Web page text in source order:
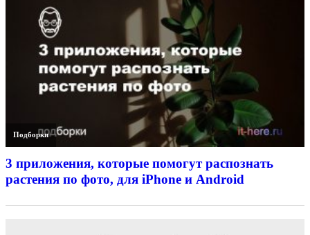
Подборки
3 приложения, которые помогут распознать
растения по фото, для iPhone и Android